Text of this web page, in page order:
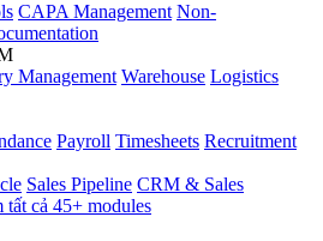
CAPA Management Non-
Management Warehouse Logistics
Payroll Timesheets Recruitment
Sales Pipeline CRM & Sales
cả 45+ modules